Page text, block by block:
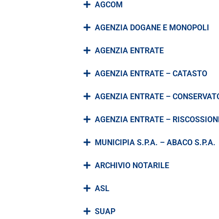
AGCOM
AGENZIA DOGANE E MONOPOLI
AGENZIA ENTRATE
AGENZIA ENTRATE – CATASTO
AGENZIA ENTRATE –
AGENZIA ENTRATE –
MUNICIPIA S.P.A. – ABACO S.P.A.
ARCHIVIO NOTARILE
ASL
SUAP